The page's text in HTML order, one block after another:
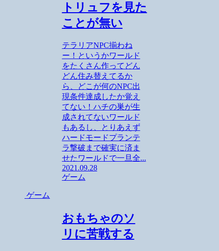
トリュフを見た
ことが無い
テラリアNPC揃わね
ー！というかワールド
をたくさん作ってどん
どん住み替えてるか
ら、どこが何のNPC出
現条件達成したか覚え
てない！ハチの巣が生
成されてないワールド
もあるし、とりあえず
ハードモードプランテ
ラ撃破まで確実に済ま
せたワールドで一旦全...
2021.09.28
ゲーム
ゲーム
おもちゃのソ
リに苦戦する